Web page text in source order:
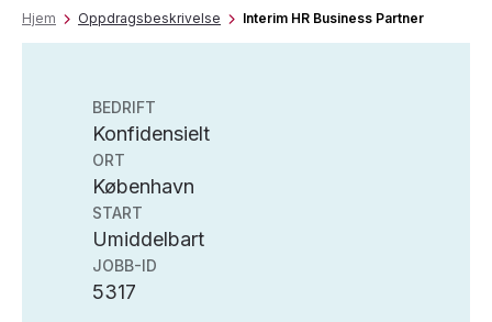
Hjem Oppdragsbeskrivelse Interim HR Business Partner
BEDRIFT
Konfidensielt
ORT
København
START
Umiddelbart
JOBB-ID
5317